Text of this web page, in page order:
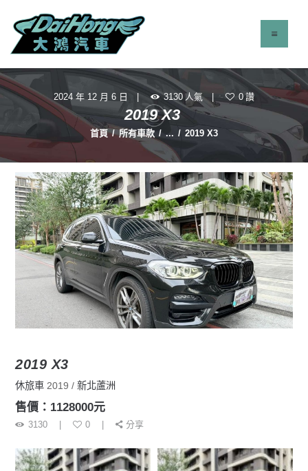
2024 年 12 月 6 日 3130 人氣 0 讚
2019 X3
首頁 所有車款 ... 2019 X3
最新消息
服務項目
立即找車
聯絡我們
關於我們
2019 X3
休旅車 2019 新北蘆洲
售價：1128000元
3130 0 分享